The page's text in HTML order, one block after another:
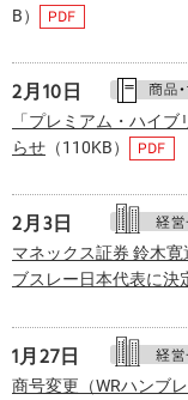
B）
2月10日
「プレミアム・ハイ
らせ （110KB）
2月3日
マネックス証券 鈴木
ブスレー日本代表に決
1月27日
商号変更（WRハンブ